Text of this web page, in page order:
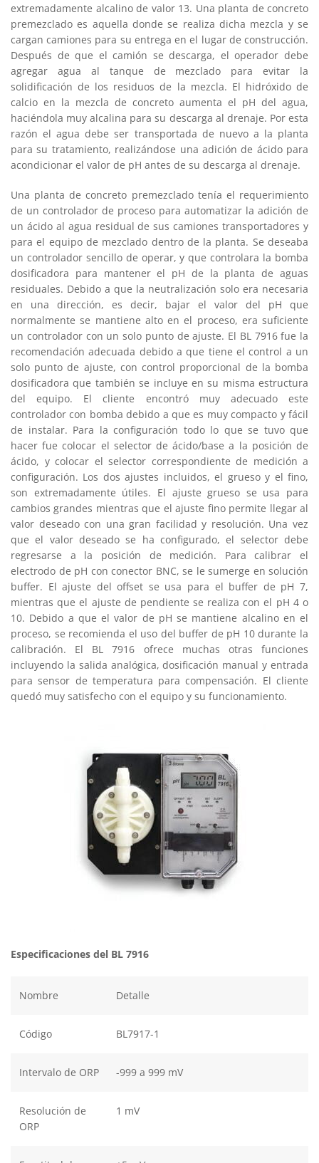
extremadamente alcalino de valor 13. Una planta de concreto
premezclado es aquella donde se realiza dicha mezcla y se
cargan camiones para su entrega en el lugar de construcción.
Después de que el camión se descarga, el operador debe
agregar agua al tanque de mezclado para evitar la
solidificación de los residuos de la mezcla. El hidróxido de
calcio en la mezcla de concreto aumenta el pH del agua,
haciéndola muy alcalina para su descarga al drenaje. Por esta
razón el agua debe ser transportada de nuevo a la planta
para su tratamiento, realizándose una adición de ácido para
acondicionar el valor de pH antes de su descarga al drenaje.
Una planta de concreto premezclado tenía el requerimiento
de un controlador de proceso para automatizar la adición de
un ácido al agua residual de sus camiones transportadores y
para el equipo de mezclado dentro de la planta. Se deseaba
un controlador sencillo de operar, y que controlara la bomba
dosificadora para mantener el pH de la planta de aguas
residuales. Debido a que la neutralización solo era necesaria
en una dirección, es decir, bajar el valor del pH que
normalmente se mantiene alto en el proceso, era suficiente
un controlador con un solo punto de ajuste. El BL 7916 fue la
recomendación adecuada debido a que tiene el control a un
solo punto de ajuste, con control proporcional de la bomba
dosificadora que también se incluye en su misma estructura
del equipo. El cliente encontró muy adecuado este
controlador con bomba debido a que es muy compacto y fácil
de instalar. Para la configuración todo lo que se tuvo que
hacer fue colocar el selector de ácido/base a la posición de
ácido, y colocar el selector correspondiente de medición a
configuración. Los dos ajustes incluidos, el grueso y el fino,
son extremadamente útiles. El ajuste grueso se usa para
cambios grandes mientras que el ajuste fino permite llegar al
valor deseado con una gran facilidad y resolución. Una vez
que el valor deseado se ha configurado, el selector debe
regresarse a la posición de medición. Para calibrar el
electrodo de pH con conector BNC, se le sumerge en solución
buffer. El ajuste del offset se usa para el buffer de pH 7,
mientras que el ajuste de pendiente se realiza con el pH 4 o
10. Debido a que el valor de pH se mantiene alcalino en el
proceso, se recomienda el uso del buffer de pH 10 durante la
calibración. El BL 7916 ofrece muchas otras funciones
incluyendo la salida analógica, dosificación manual y entrada
para sensor de temperatura para compensación. El cliente
quedó muy satisfecho con el equipo y su funcionamiento.
Especificaciones del BL 7916
Nombre Detalle
Código BL7917-1
Intervalo de ORP -999 a 999 mV
Resolución de
ORP
1 mV